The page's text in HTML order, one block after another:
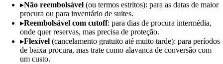
▸Não reembolsável (ou termos estritos): para as datas de maior
procura ou para inventário de suites.
▸Reembolsável com cutoff: para dias de procura intermédia,
onde quer reservas, mas precisa de proteção.
▸Flexível (cancelamento gratuito até muito tarde): para períodos
de baixa procura, mas trate como alavanca de conversão com
um custo.